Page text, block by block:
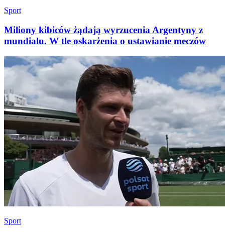
Sport
Miliony kibiców żądają wyrzucenia Argentyny z
mundialu. W tle oskarżenia o ustawianie meczów
Sport